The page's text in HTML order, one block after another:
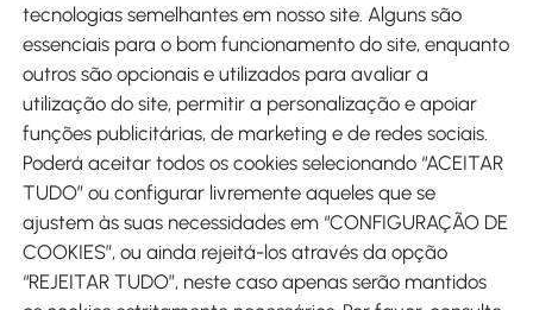
Métodos de pagamento
Envio
tecnologias semelhantes em nosso site. Alguns são
essenciais para o bom funcionamento do site, enquanto
outros são opcionais e utilizados para avaliar a
utilização do site, permitir a personalização e apoiar
funções publicitárias, de marketing e de redes sociais.
Poderá aceitar todos os cookies selecionando “ACEITAR
TUDO” ou configurar livremente aqueles que se
ajustem às suas necessidades em “CONFIGURAÇÃO DE
COOKIES”, ou ainda rejeitá-los através da opção
“REJEITAR TUDO”, neste caso apenas serão mantidos